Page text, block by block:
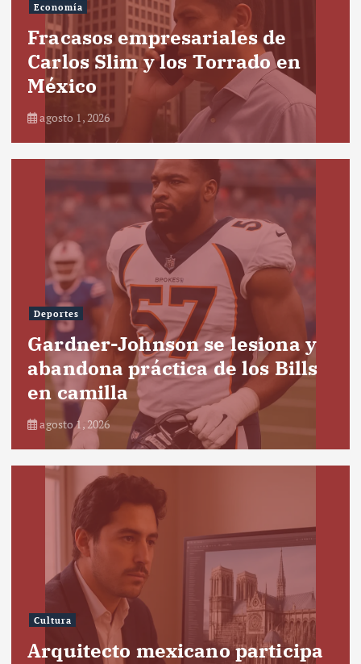
Economía
Fracasos empresariales de
Carlos Slim y los Torrado en
México
agosto 1, 2026
Deportes
Gardner-Johnson se lesiona y
abandona práctica de los Bills
en camilla
agosto 1, 2026
Cultura
Arquitecto mexicano participa